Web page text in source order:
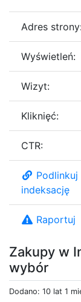
Zakupy w
wybór
Dodano: 10 lat 1
Adres
Wyświetleń:
Wizyt:
Kliknięć:
CTR:
indeksację
Raportuj